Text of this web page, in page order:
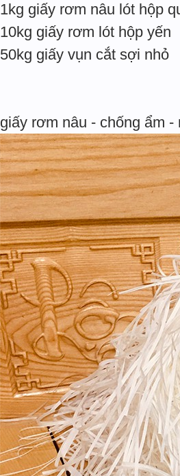
1kg giấy rơm nâu lót hộp
10kg giấy rơm lót hộp yến
50kg giấy vụn cắt sợi nhỏ
giấy rơm nâu - chống ẩm -